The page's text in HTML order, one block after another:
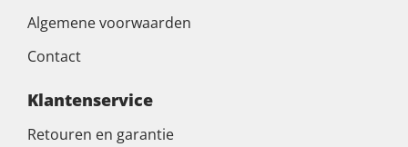
Algemene voorwaarden
Contact
Klantenservice
Retouren en garantie